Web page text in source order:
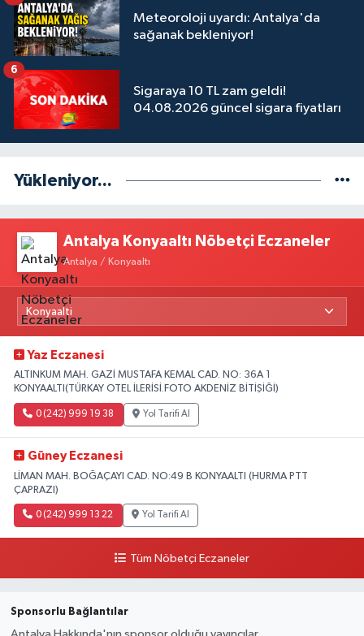
Meteoroloji uyardı: Antalya'da
sağanak bekleniyor!
Sigaraya 10 TL zam geldi!
04.08.2026 güncel sigara fiyatları
6
Yükleniyor...
Antalya Konyaaltı Nöbetçi Eczaneler
Antalya / Konyaaltı
Yaz Eczanesi
ALTINKUM MAH. GAZİ MUSTAFA KEMAL CAD. NO: 36A 1
KONYAALTI(TÜRKAY OTEL İLERİSİ.FOTO AKDENİZ BİTİŞİĞİ)
0 (242) 999 19 38 Yol Tarifi Al
Güney Eczanesi
LİMAN MAH. BOĞAÇAYI CAD. NO:49 B KONYAALTI (HURMA PTT
ÇAPRAZI)
0 (242) 999 13 22 Yol Tarifi Al
Tüm Nöbetçi Eczaneler
Sponsorlu Bağlantılar